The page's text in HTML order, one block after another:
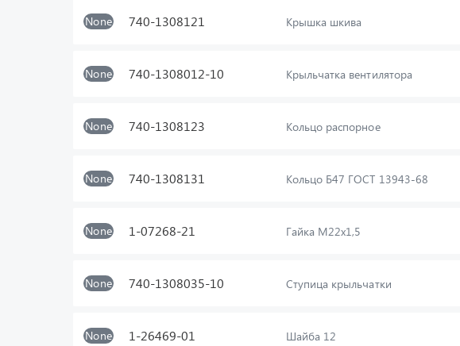
None 740-1308121 Крышка шкива
None 740-1308012-10 Крыльчатка вентилятора
None 740-1308123 Кольцо распорное
None 740-1308131 Кольцо Б47 ГОСТ 13943-68
None 1-07268-21 Гайка М22х1,5
None 740-1308035-10 Ступица крыльчатки
None 1-26469-01 Шайба 12